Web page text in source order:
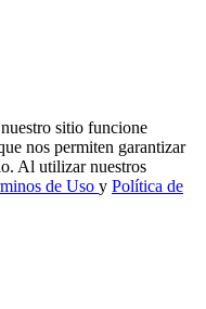
sitio funcione
nos permiten garantizar
Al utilizar nuestros
de Uso y Política de